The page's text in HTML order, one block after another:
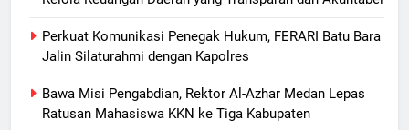
Perkuat Komunikasi Penegak Hukum, FERARI Batu Bara
Jalin Silaturahmi dengan Kapolres
Bawa Misi Pengabdian, Rektor Al-Azhar Medan Lepas
Ratusan Mahasiswa KKN ke Tiga Kabupaten